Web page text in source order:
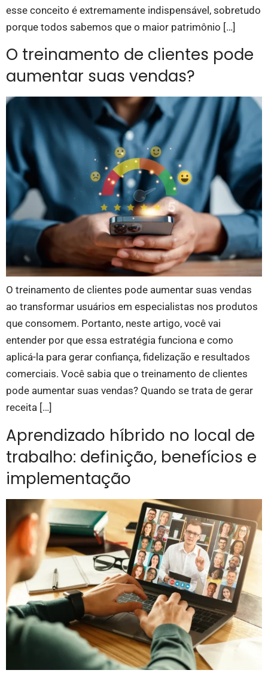
esse conceito é extremamente indispensável, sobretudo
porque todos sabemos que o maior patrimônio […]
O treinamento de clientes pode
aumentar suas vendas?
O treinamento de clientes pode aumentar suas vendas
ao transformar usuários em especialistas nos produtos
que consomem. Portanto, neste artigo, você vai
entender por que essa estratégia funciona e como
aplicá-la para gerar confiança, fidelização e resultados
comerciais. Você sabia que o treinamento de clientes
pode aumentar suas vendas? Quando se trata de gerar
receita […]
Aprendizado híbrido no local de
trabalho: definição, benefícios e
implementação